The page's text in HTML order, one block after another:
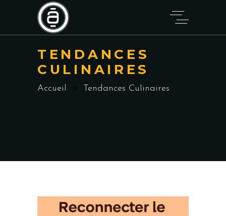
TENDANCES
CULINAIRES
Accueil Tendances Culinaires